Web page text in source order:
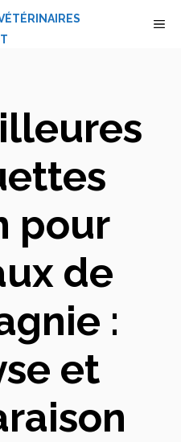
pour
de
:
et